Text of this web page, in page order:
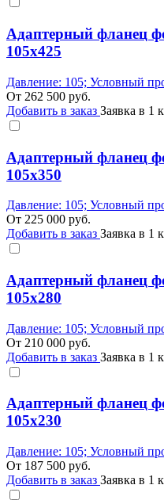
Адаптерный фланец
105x425
Давление: 105; Условный
От 262 500 руб.
Добавить в заказ Заявка в 1
Адаптерный фланец
105x350
Давление: 105; Условный
От 225 000 руб.
Добавить в заказ Заявка в 1
Адаптерный фланец
105x280
Давление: 105; Условный
От 210 000 руб.
Добавить в заказ Заявка в 1
Адаптерный фланец
105x230
Давление: 105; Условный
От 187 500 руб.
Добавить в заказ Заявка в 1